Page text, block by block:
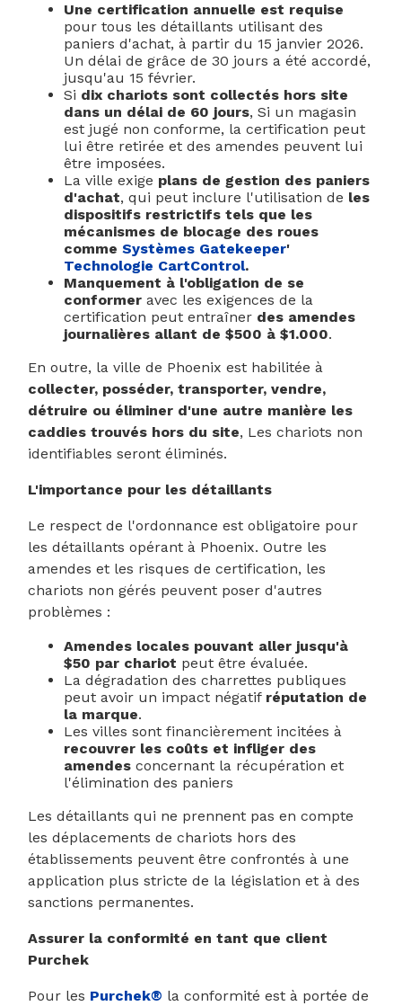
Une certification annuelle est requise
pour tous les détaillants utilisant des
paniers d'achat, à partir du 15 janvier 2026.
Un délai de grâce de 30 jours a été accordé,
jusqu'au 15 février.
Si dix chariots sont collectés hors site
dans un délai de 60 jours, Si un magasin
est jugé non conforme, la certification peut
lui être retirée et des amendes peuvent lui
être imposées.
La ville exige plans de gestion des paniers
d'achat, qui peut inclure l'utilisation de les
dispositifs restrictifs tels que les
mécanismes de blocage des roues
comme Systèmes Gatekeeper'
Technologie CartControl.
Manquement à l'obligation de se
conformer avec les exigences de la
certification peut entraîner des amendes
journalières allant de $500 à $1.000.
En outre, la ville de Phoenix est habilitée à
collecter, posséder, transporter, vendre,
détruire ou éliminer d'une autre manière les
caddies trouvés hors du site, Les chariots non
identifiables seront éliminés.
L'importance pour les détaillants
Le respect de l'ordonnance est obligatoire pour
les détaillants opérant à Phoenix. Outre les
amendes et les risques de certification, les
chariots non gérés peuvent poser d'autres
problèmes :
Amendes locales pouvant aller jusqu'à
$50 par chariot peut être évaluée.
La dégradation des charrettes publiques
peut avoir un impact négatif réputation de
la marque.
Les villes sont financièrement incitées à
recouvrer les coûts et infliger des
amendes concernant la récupération et
l'élimination des paniers
Les détaillants qui ne prennent pas en compte
les déplacements de chariots hors des
établissements peuvent être confrontés à une
application plus stricte de la législation et à des
sanctions permanentes.
Assurer la conformité en tant que client
Purchek
Pour les Purchek® la conformité est à portée de